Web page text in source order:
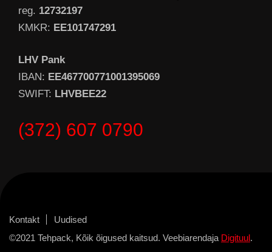
reg. 12732197
KMKR: EE101747291
LHV Pank
IBAN: EE467700771001395069
SWIFT: LHVBEE22
(372) 607 0790
Kontakt
Uudised
©2021 Tehpack, Kõik õigused kaitsud. Veebiarendaja Digituul.